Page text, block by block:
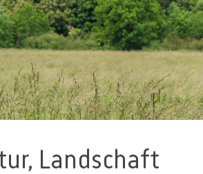
Landschaft